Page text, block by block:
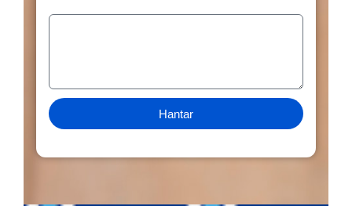
Hantar